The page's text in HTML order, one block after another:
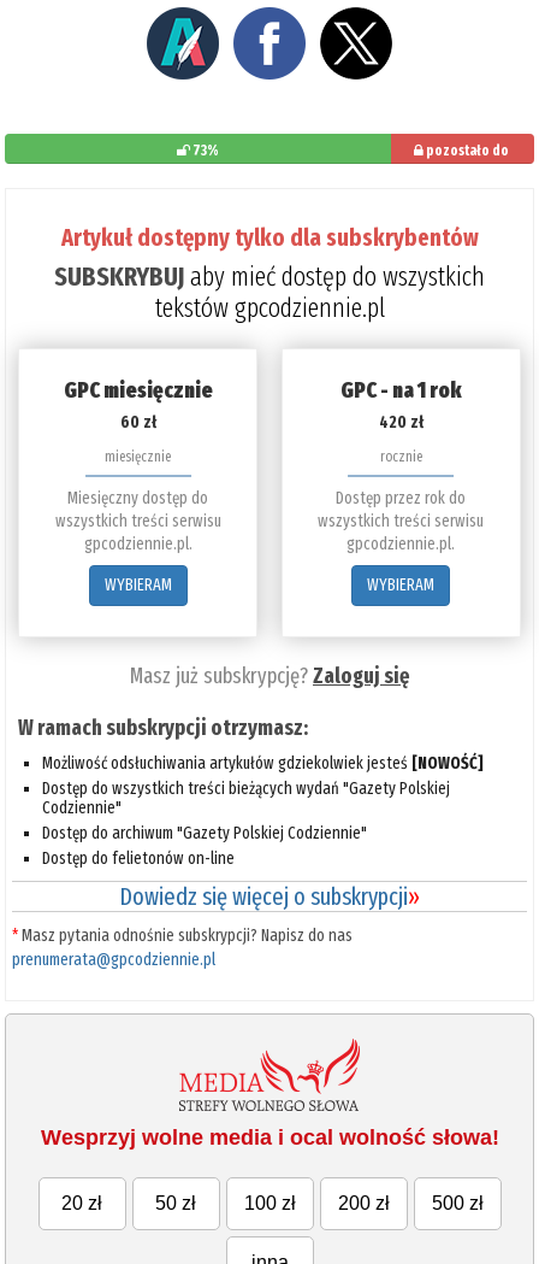
73%
pozostało do
Artykuł dostępny tylko dla subskrybentów
SUBSKRYBUJaby mieć dostęp do wszystkich
tekstów gpcodziennie.pl
GPC miesięcznie
60 zł
miesięcznie
Miesięczny dostęp do
wszystkich treści serwisu
gpcodziennie.pl.
WYBIERAM
GPC - na 1 rok
420 zł
rocznie
Dostęp przez rok do
wszystkich treści serwisu
gpcodziennie.pl.
WYBIERAM
Masz już subskrypcję?Zaloguj się
W ramach subskrypcji otrzymasz:
Możliwość odsłuchiwania artykułów gdziekolwiek jesteś [NOWOŚĆ]
Dostęp do wszystkich treści bieżących wydań "Gazety Polskiej
Codziennie"
Dostęp do archiwum "Gazety Polskiej Codziennie"
Dostęp do felietonów on-line
Dowiedz się więcej o subskrypcji»
*Masz pytania odnośnie subskrypcji? Napisz do nas
prenumerata@gpcodziennie.pl
Wesprzyj wolne media i ocal wolność słowa!
20 zł 50 zł 100 zł 200 zł 500 zł